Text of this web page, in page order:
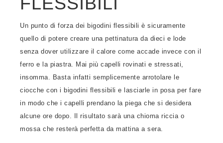
Un punto di forza dei bigodini flessibili è sicuramente
quello di potere creare una pettinatura da dieci e lode
senza dover utilizzare il calore come accade invece con il
ferro e la piastra. Mai più capelli rovinati e stressati,
insomma. Basta infatti semplicemente arrotolare le
ciocche con i bigodini flessibili e lasciarle in posa per fare
in modo che i capelli prendano la piega che si desidera
alcune ore dopo. Il risultato sarà una chioma riccia o
mossa che resterà perfetta da mattina a sera.